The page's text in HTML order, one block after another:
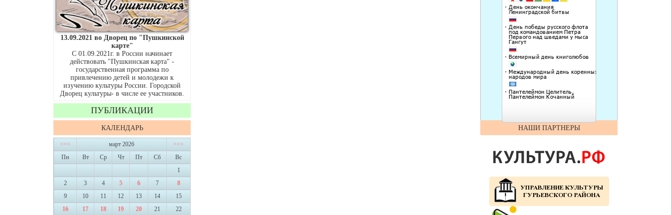
13.09.2021 во Дворец по "Пушкинской
карте"
С 01.09.2021г. в России начинает
действовать "Пушкинская карта" -
государственная программа по
привлечению детей и молодежи к
изучению культуры России. Городской
Дворец культуры- в числе ее участников.
ПУБЛИКАЦИИ
КАЛЕНДАРЬ
<<< март 2026
>>>
Пн
Вт Ср Чт Пт Сб
Вс
1
2
3 4 5 6 7
8
9
10 11 12 13 14
15
16
17 18 19 20 21 22
НАШИ ПАРТНЕРЫ